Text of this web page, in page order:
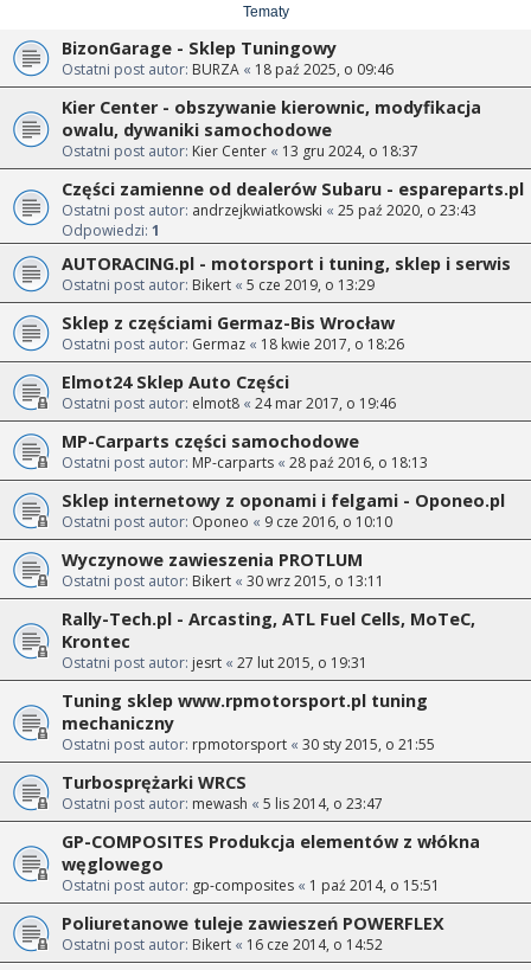
Tematy
BizonGarage - Sklep Tuningowy
Ostatni post autor: BURZA « 18 paź 2025, o 09:46
Kier Center - obszywanie kierownic, modyfikacja
owalu, dywaniki samochodowe
Ostatni post autor: Kier Center « 13 gru 2024, o 18:37
Części zamienne od dealerów Subaru - espareparts.pl
Ostatni post autor: andrzejkwiatkowski « 25 paź 2020, o 23:43
Odpowiedzi: 1
AUTORACING.pl - motorsport i tuning, sklep i serwis
Ostatni post autor: Bikert « 5 cze 2019, o 13:29
Sklep z częściami Germaz-Bis Wrocław
Ostatni post autor: Germaz « 18 kwie 2017, o 18:26
Elmot24 Sklep Auto Części
Ostatni post autor: elmot8 « 24 mar 2017, o 19:46
MP-Carparts części samochodowe
Ostatni post autor: MP-carparts « 28 paź 2016, o 18:13
Sklep internetowy z oponami i felgami - Oponeo.pl
Ostatni post autor: Oponeo « 9 cze 2016, o 10:10
Wyczynowe zawieszenia PROTLUM
Ostatni post autor: Bikert « 30 wrz 2015, o 13:11
Rally-Tech.pl - Arcasting, ATL Fuel Cells, MoTeC,
Krontec
Ostatni post autor: jesrt « 27 lut 2015, o 19:31
Tuning sklep www.rpmotorsport.pl tuning
mechaniczny
Ostatni post autor: rpmotorsport « 30 sty 2015, o 21:55
Turbosprężarki WRCS
Ostatni post autor: mewash « 5 lis 2014, o 23:47
GP-COMPOSITES Produkcja elementów z włókna
węglowego
Ostatni post autor: gp-composites « 1 paź 2014, o 15:51
Poliuretanowe tuleje zawieszeń POWERFLEX
Ostatni post autor: Bikert « 16 cze 2014, o 14:52